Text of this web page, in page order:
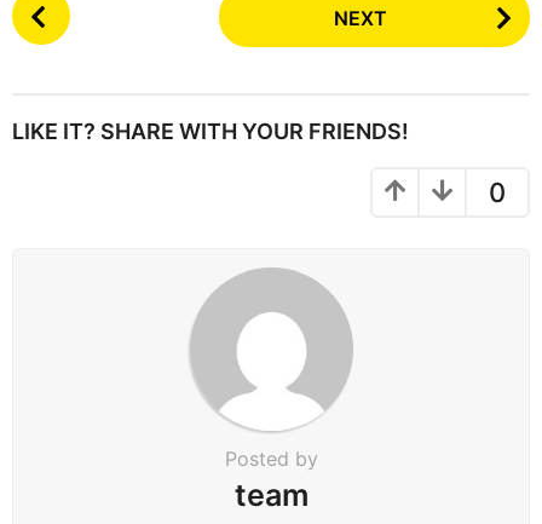
o
P
NEXT
LIKE IT? SHARE WITH YOUR FRIENDS!
0
Posted by
team